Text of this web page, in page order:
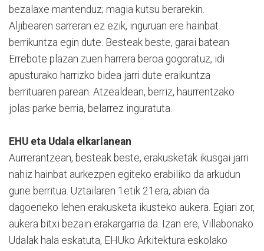
bezalaxe mantenduz; magia kutsu berarekin.
Aljibearen sarreran ez ezik, inguruan ere hainbat
berrikuntza egin dute. Besteak beste, garai batean
Errebote plazan zuen harrera beroa gogoratuz, idi
apusturako harrizko bidea jarri dute eraikuntza
berrituaren parean. Atzealdean, berriz, haurrentzako
jolas parke berria, belarrez inguratuta.
EHU eta Udala elkarlanean
Aurrerantzean, besteak beste, erakusketak ikusgai jarri
nahiz hainbat aurkezpen egiteko erabiliko da arkudun
gune berritua. Uztailaren 1etik 21era, abian da
dagoeneko lehen erakusketa ikusteko aukera. Egiari zor,
aukera bitxi bezain erakargarria da. Izan ere, Villabonako
Udalak hala eskatuta, EHUko Arkitektura eskolako